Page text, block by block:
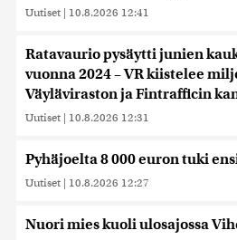
Uutiset | 10.8.2026 12:41
Ratavaurio pysäytti junien
vuonna 2024 – VR kiistelee
Väyläviraston ja Fintrafficin
Uutiset | 10.8.2026 12:31
Pyhäjoelta 8 000 euron tuki
Uutiset | 10.8.2026 12:27
Nuori mies kuoli ulosajossa